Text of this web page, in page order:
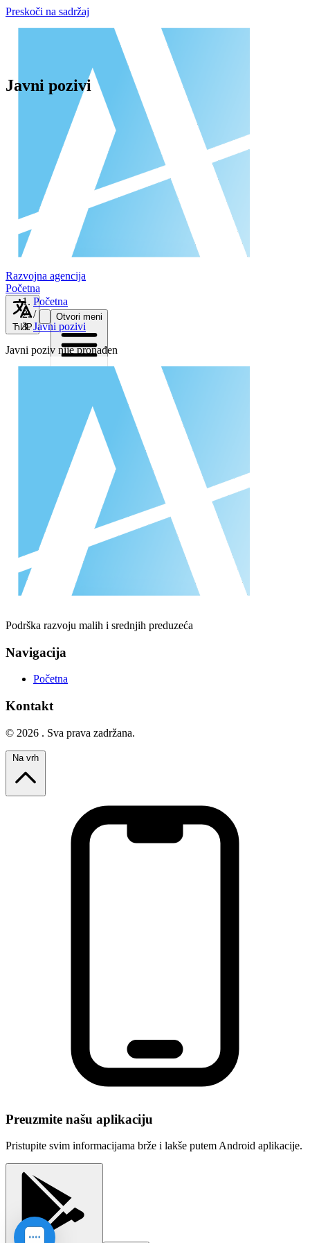
Preskoči na sadržaj
Razvojna agencija
Početna
ЋИР
Otvori meni
Javni pozivi
Početna
/
Javni pozivi
Javni poziv nije pronađen
Podrška razvoju malih i srednjih preduzeća
Navigacija
Početna
Kontakt
© 2026 . Sva prava zadržana.
Preuzmite našu aplikaciju
Pristupite svim informacijama brže i lakše putem Android aplikacije.